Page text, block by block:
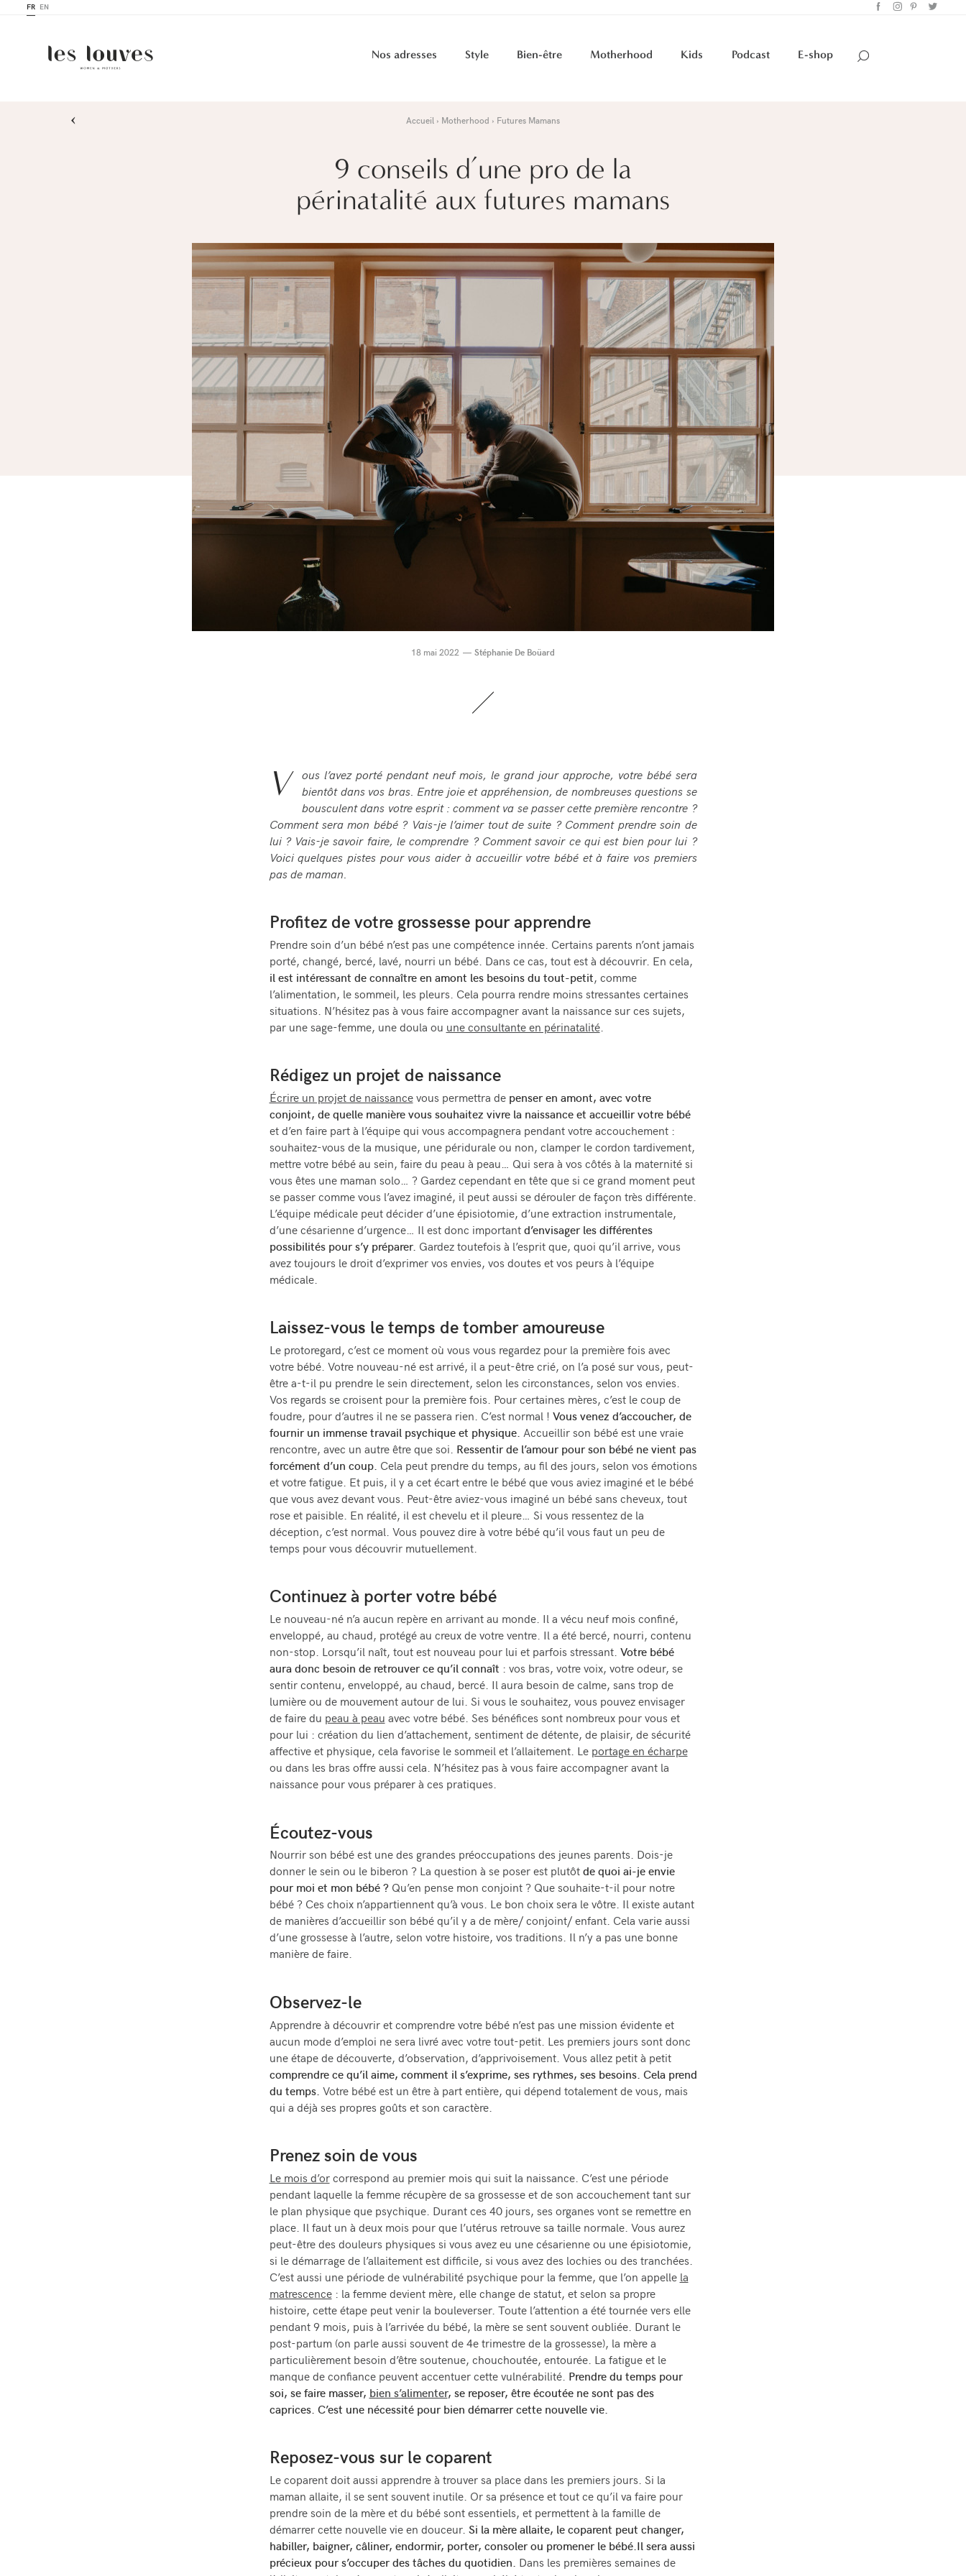
FR EN
Nos adresses Style Bien-être Motherhood Kids Podcast E-shop
› Accueil Motherhood Futures Mamans
9 conseils d’une pro de la
périnatalité aux futures mamans
18 mai 2022 Stéphanie De Boüard
V
ous l’avez porté pendant neuf mois, le grand jour approche, votre bébé sera
bientôt dans vos bras. Entre joie et appréhension, de nombreuses questions se
bousculent dans votre esprit : comment va se passer cette première rencontre ?
Comment sera mon bébé ? Vais-je l’aimer tout de suite ? Comment prendre soin de
lui ? Vais-je savoir faire, le comprendre ? Comment savoir ce qui est bien pour lui ?
Voici quelques pistes pour vous aider à accueillir votre bébé et à faire vos premiers
pas de maman.
Profitez de votre grossesse pour apprendre
Prendre soin d’un bébé n’est pas une compétence innée. Certains parents n’ont jamais
porté, changé, bercé, lavé, nourri un bébé. Dans ce cas, tout est à découvrir. En cela,
il est intéressant de connaître en amont les besoins du tout-petit, comme
l’alimentation, le sommeil, les pleurs. Cela pourra rendre moins stressantes certaines
situations. N’hésitez pas à vous faire accompagner avant la naissance sur ces sujets,
par une sage-femme, une doula ouune consultante en périnatalité.
Rédigez un projet de naissance
Écrire un projet de naissancevous permettra de penser en amont, avec votre
conjoint, de quelle manière vous souhaitez vivre la naissance et accueillir votre bébé
et d’en faire part à l’équipe qui vous accompagnera pendant votre accouchement :
souhaitez-vous de la musique, une péridurale ou non, clamper le cordon tardivement,
mettre votre bébé au sein, faire du peau à peau… Qui sera à vos côtés à la maternité si
vous êtes une maman solo… ? Gardez cependant en tête que si ce grand moment peut
se passer comme vous l’avez imaginé, il peut aussi se dérouler de façon très différente.
L’équipe médicale peut décider d’une épisiotomie, d’une extraction instrumentale,
d’une césarienne d’urgence… Il est donc importantd’envisager les différentes
possibilités pour s’y préparer. Gardez toutefois à l’esprit que, quoi qu’il arrive, vous
avez toujours le droit d’exprimer vos envies, vos doutes et vos peurs à l’équipe
médicale.
Laissez-vous le temps de tomber amoureuse
Le protoregard, c’est ce moment où vous vous regardez pour la première fois avec
votre bébé. Votre nouveau-né est arrivé, il a peut-être crié, on l’a posé sur vous, peut-
être a-t-il pu prendre le sein directement, selon les circonstances, selon vos envies.
Vos regards se croisent pour la première fois. Pour certaines mères, c’est le coup de
foudre, pour d’autres il ne se passera rien. C’est normal ! Vous venez d’accoucher, de
fournir un immense travail psychique et physique. Accueillir son bébé est une vraie
rencontre, avec un autre être que soi. Ressentir de l’amour pour son bébé ne vient pas
forcément d’un coup. Cela peut prendre du temps, au fil des jours, selon vos émotions
et votre fatigue. Et puis, il y a cet écart entre le bébé que vous aviez imaginé et le bébé
que vous avez devant vous. Peut-être aviez-vous imaginé un bébé sans cheveux, tout
rose et paisible. En réalité, il est chevelu et il pleure… Si vous ressentez de la
déception, c’est normal. Vous pouvez dire à votre bébé qu’il vous faut un peu de
temps pour vous découvrir mutuellement.
Continuez à porter votre bébé
Le nouveau-né n’a aucun repère en arrivant au monde. Il a vécu neuf mois confiné,
enveloppé, au chaud, protégé au creux de votre ventre. Il a été bercé, nourri, contenu
non-stop. Lorsqu’il naît, tout est nouveau pour lui et parfois stressant. Votre bébé
aura donc besoin de retrouver ce qu’il connaît : vos bras, votre voix, votre odeur, se
sentir contenu, enveloppé, au chaud, bercé. Il aura besoin de calme, sans trop de
lumière ou de mouvement autour de lui. Si vous le souhaitez, vous pouvez envisager
de faire du peau à peauavec votre bébé. Ses bénéfices sont nombreux pour vous et
pour lui : création du lien d’attachement, sentiment de détente, de plaisir, de sécurité
affective et physique, cela favorise le sommeil et l’allaitement. Le portage en écharpe
ou dans les bras offre aussi cela. N’hésitez pas à vous faire accompagner avant la
naissance pour vous préparer à ces pratiques.
Écoutez-vous
Nourrir son bébé est une des grandes préoccupations des jeunes parents. Dois-je
donner le sein ou le biberon ? La question à se poser est plutôtde quoi ai-je envie
pour moi et mon bébé ? Qu’en pense mon conjoint ? Que souhaite-t-il pour notre
bébé ? Ces choix n’appartiennent qu’à vous. Le bon choix sera le vôtre. Il existe autant
de manières d’accueillir son bébé qu’il y a de mère/ conjoint/ enfant. Cela varie aussi
d’une grossesse à l’autre, selon votre histoire, vos traditions. Il n’y a pas une bonne
manière de faire.
Observez-le
Apprendre à découvrir et comprendre votre bébé n’est pas une mission évidente et
aucun mode d’emploi ne sera livré avec votre tout-petit. Les premiers jours sont donc
une étape de découverte, d’observation, d’apprivoisement. Vous allez petit à petit
comprendre ce qu’il aime, comment il s’exprime, ses rythmes, ses besoins. Cela prend
du temps. Votre bébé est un être à part entière, qui dépend totalement de vous, mais
qui a déjà ses propres goûts et son caractère.
Prenez soin de vous
Le mois d’orcorrespond au premier mois qui suit la naissance. C’est une période
pendant laquelle la femme récupère de sa grossesse et de son accouchement tant sur
le plan physique que psychique. Durant ces 40 jours, ses organes vont se remettre en
place. Il faut un à deux mois pour que l’utérus retrouve sa taille normale. Vous aurez
peut-être des douleurs physiques si vous avez eu une césarienne ou une épisiotomie,
si le démarrage de l’allaitement est difficile, si vous avez des lochies ou des tranchées.
C’est aussi une période de vulnérabilité psychique pour la femme, que l’on appellela
matrescence: la femme devient mère, elle change de statut, et selon sa propre
histoire, cette étape peut venir la bouleverser. Toute l’attention a été tournée vers elle
pendant 9 mois, puis à l’arrivée du bébé, la mère se sent souvent oubliée. Durant le
post-partum (on parle aussi souvent de 4e trimestre de la grossesse), la mère a
particulièrement besoin d’être soutenue, chouchoutée, entourée. La fatigue et le
manque de confiance peuvent accentuer cette vulnérabilité. Prendre du temps pour
soi, se faire masser,bien s’alimenter, se reposer, être écoutée ne sont pas des
caprices. C’est une nécessité pour bien démarrer cette nouvelle vie.
Reposez-vous sur le coparent
Le coparent doit aussi apprendre à trouver sa place dans les premiers jours. Si la
maman allaite, il se sent souvent inutile. Or sa présence et tout ce qu’il va faire pour
prendre soin de la mère et du bébé sont essentiels, et permettent à la famille de
démarrer cette nouvelle vie en douceur. Si la mère allaite, le coparent peut changer,
habiller, baigner, câliner, endormir, porter, consoler ou promener le bébé.Il sera aussi
précieux pour s’occuper des tâches du quotidien. Dans les premières semaines de